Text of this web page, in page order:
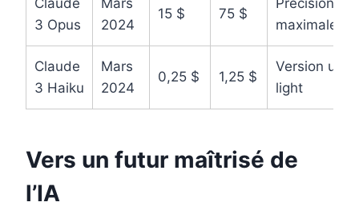
Claude
3 Opus
Mars
2024
15 $ 75 $
Précision
maximale
Claude
3 Haiku
Mars
2024
0,25 $ 1,25 $
Version
light
Vers un futur maîtrisé de
l’IA